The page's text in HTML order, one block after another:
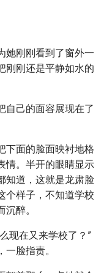
她刚刚看到了窗外一
刚刚还是平静如水的
自己的面容展现在了
下面的脸面映衬地格
情。半开的眼睛显示
知道，这就是龙肃脸
个样子，不知道学校
醉。
现在又来学校了？”
脸指责。